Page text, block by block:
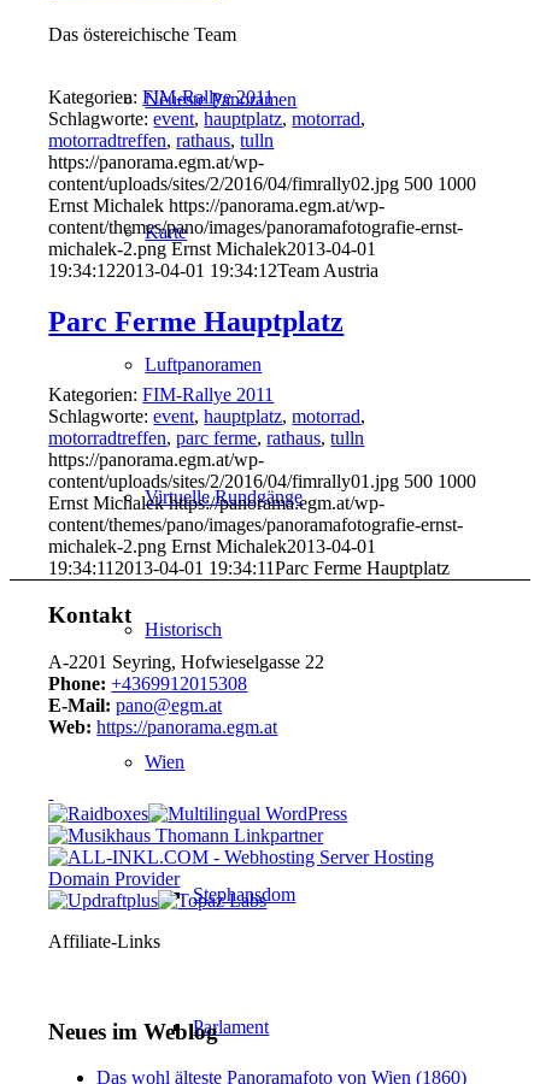
Neueste Panoramen
Karte
Luftpanoramen
Virtuelle Rundgänge
Historisch
Wien
Stephansdom
Parlament
Das östereichische Team
Kategorien:FIM-Rallye 2011
Schlagworte:event,hauptplatz,motorrad,
motorradtreffen,rathaus,tulln
https://panorama.egm.at/wp-
content/uploads/sites/2/2016/04/fimrally02.jpg 500 1000
Ernst Michalek https://panorama.egm.at/wp-
content/themes/pano/images/panoramafotografie-ernst-
michalek-2.png Ernst Michalek2013-04-01
19:34:122013-04-01 19:34:12Team Austria
Parc Ferme Hauptplatz
Kategorien:FIM-Rallye 2011
Schlagworte:event,hauptplatz,motorrad,
motorradtreffen,parc ferme,rathaus,tulln
https://panorama.egm.at/wp-
content/uploads/sites/2/2016/04/fimrally01.jpg 500 1000
Ernst Michalek https://panorama.egm.at/wp-
content/themes/pano/images/panoramafotografie-ernst-
michalek-2.png Ernst Michalek2013-04-01
19:34:11 2013-04-01 19:34:11Parc Ferme Hauptplatz
Kontakt
A-2201 Seyring, Hofwieselgasse 22
Phone: +4369912015308
E-Mail: pano@egm.at
Web: https://panorama.egm.at
Affiliate-Links
Neues im Weblog
Das wohl älteste Panoramafoto von Wien (1860)